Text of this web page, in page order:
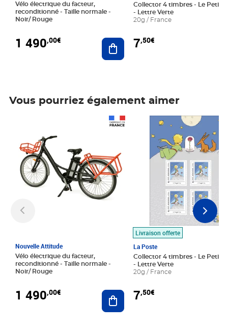
Vélo électrique du facteur,
reconditionné - Taille normale -
Noir/ Rouge
1 490,00€ Ajouter au panier
Collector 4 timbres - Le Petit
- Lettre Verte
20g / France
7,50€
Vous pourriez également aimer
Nouvelle Attitude
Vélo électrique du facteur,
reconditionné - Taille normale -
Noir/ Rouge
1 490,00€ Ajouter au panier
Livraison offerte
La Poste
Collector 4 timbres - Le Petit
- Lettre Verte
20g / France
7,50€
Prix 7,50€